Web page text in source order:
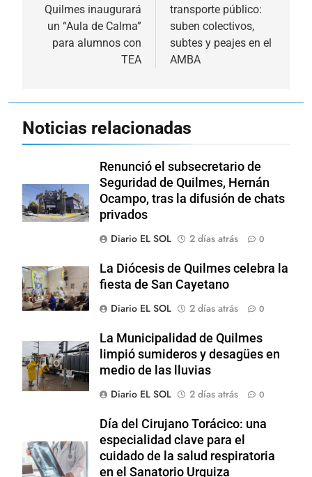
entradas
Quilmes inaugurará
un “Aula de Calma”
para alumnos con
TEA
transporte público:
suben colectivos,
subtes y peajes en el
AMBA
Noticias relacionadas
Renunció el subsecretario de
Seguridad de Quilmes, Hernán
Ocampo, tras la difusión de chats
privados
Diario EL SOL
2 días atrás 0
La Diócesis de Quilmes celebra la
fiesta de San Cayetano
Diario EL SOL
2 días atrás 0
La Municipalidad de Quilmes
limpió sumideros y desagües en
medio de las lluvias
Diario EL SOL
2 días atrás 0
Día del Cirujano Torácico: una
especialidad clave para el
cuidado de la salud respiratoria
en el Sanatorio Urquiza